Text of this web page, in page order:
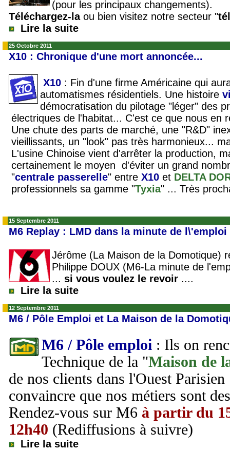
(pour les principaux changements).
Téléchargez-laou bien visitez notre secteur "
Lire la suite
25 Octobre 2011
X10 : Chronique d'une mort annoncée...
X10 : Fin d'une firme Américaine qui
automatismes résidentiels. Une histoire
démocratisation du pilotage "léger" des
électriques de l'habitat... C'est ce que nous en
Une chute des parts de marché, une "R&D"
vieillissants, un "look" pas très harmonieux...
L'usine Chinoise vient d'arrêter la production,
certainement le moyen d'éviter un grand
"centrale passerelle" entre X10 et DELTA
professionnels sa gamme "Tyxia" ... Très
15 Septembre 2011
M6 Replay : LMD dans la minute de l\'emploi
Jérôme (La Maison de la Domotique)
Philippe DOUX (M6-La minute de
... si vous voulez le revoir ....
Lire la suite
12 Septembre 2011
M6 / Pôle Emploi et La Maison de la
M6 / Pôle emploi : Ils on
Technique de la "Maison de
de nos clients dans l'Ouest
convaincre que nos métiers sont
Rendez-vous sur M6 à partir du
12h40 (Rediffusions à suivre)
Lire la suite